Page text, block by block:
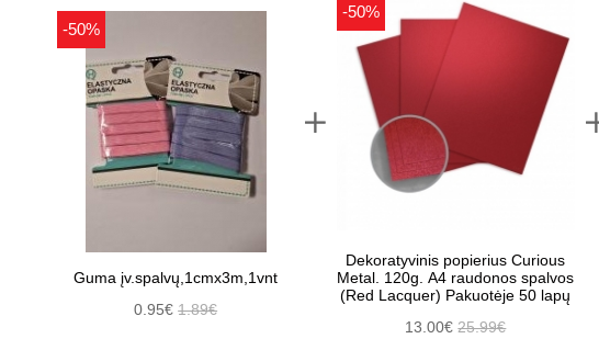
-50%
Guma įv.spalvų,1cmx3m,1vnt
0.95€1.89€
-50%
Dekoratyvinis popierius Curious
Metal. 120g. A4 raudonos spalvos
(Red Lacquer) Pakuotėje 50 lapų
13.00€25.99€